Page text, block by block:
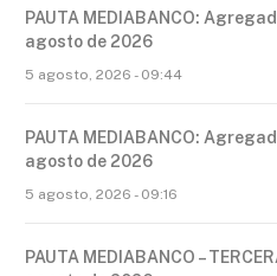
PAUTA MEDIABANCO:
agosto de 2026
5 agosto, 2026 - 09:44
PAUTA MEDIABANCO:
agosto de 2026
5 agosto, 2026 - 09:16
PAUTA MEDIABANCO –